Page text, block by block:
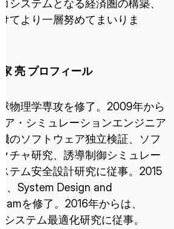
システムとなる経済圏の構築、
てより一層努めてまいりま
家 亮 プロフィール
物理学専攻を修了。2009年から
ア・シミュレーションエンジニア
のソフトウェア独立検証、ソフ
チャ研究、誘導制御シミュレー
テム安全設計研究に従事。2015
、System Design and
を修了。2016年からは、
ステム最適化研究に従事。